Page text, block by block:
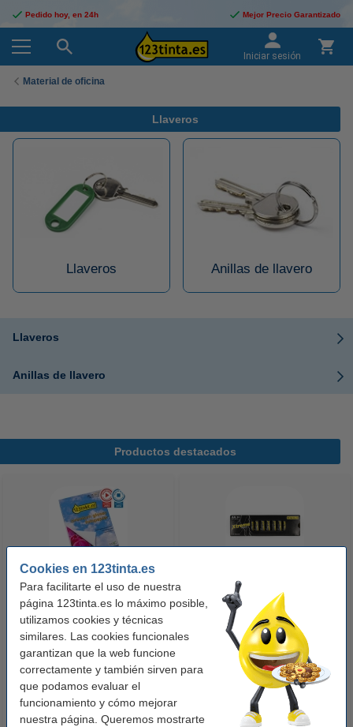
Cookies en 123tinta.es
Para facilitarte el uso de nuestra
página 123tinta.es lo máximo posible,
utilizamos cookies y técnicas
similares. Las cookies funcionales
garantizan que la web funcione
correctamente y también sirven para
que podamos evaluar el
funcionamiento y cómo mejorar
nuestra página. Queremos mostrarte
Pedido hoy, en 24h Mejor Precio Garantizado
Iniciar sesión
Material de oficina
Llaveros
Llaveros Anillas de llavero
Llaveros
Anillas de llavero
Productos destacados
123tinta Papel fotográfico
Premium Glossy brillo alto | 10 x
15 cm | 260g | 100 hojas
10,50 € Incl. 21% IVA
123tinta Pilas Alcalinas Xtreme
Power AA - LR06 - MN1500 - 24
unidades
14,50 € Incl. 21% IVA